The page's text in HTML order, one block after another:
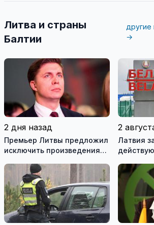
Литва и страны
Балтии
другие
→
2 дня назад
Премьер Литвы предложил
исключить произведения
рекомендуемой
литературы
2
Латвия